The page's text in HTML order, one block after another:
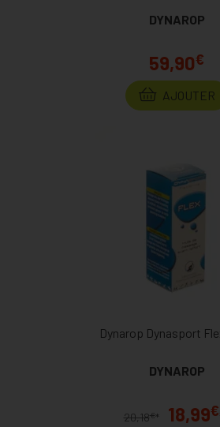
DYNAROP
59,90€
AJOUTER
Dynarop Dynasport
DYNAROP
20,18€ * 18,99€